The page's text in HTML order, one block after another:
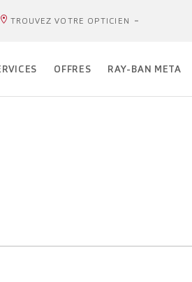
TROUVEZ VOTRE OPTICIEN
OFFRES RAY-BAN META